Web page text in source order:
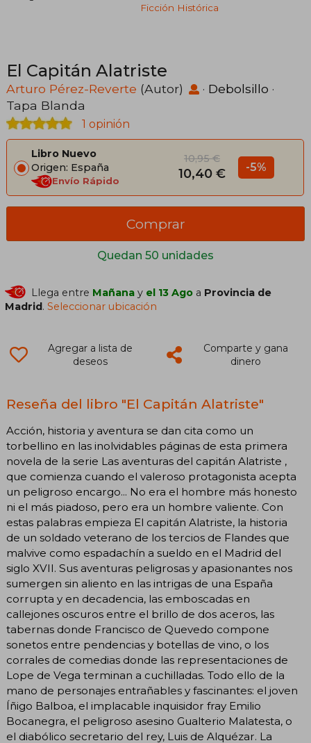
Ficción Histórica
El Capitán Alatriste
Arturo Pérez-Reverte (Autor) · Debolsillo ·
Tapa Blanda
1 opinión
Libro Nuevo
Origen: España
Envío Rápido
10,95 €
10,40 € -5%
Quedan 50 unidades
Comprar
Llega entre Mañana y el 13 Ago a Provincia de
Madrid.Seleccionar ubicación
Agregar a lista de
deseos
Comparte y gana
dinero
Reseña del libro "El Capitán Alatriste"
Acción, historia y aventura se dan cita como un
torbellino en las inolvidables páginas de esta primera
novela de la serie Las aventuras del capitán Alatriste ,
que comienza cuando el valeroso protagonista acepta
un peligroso encargo... No era el hombre más honesto
ni el más piadoso, pero era un hombre valiente. Con
estas palabras empieza El capitán Alatriste, la historia
de un soldado veterano de los tercios de Flandes que
malvive como espadachín a sueldo en el Madrid del
siglo XVII. Sus aventuras peligrosas y apasionantes nos
sumergen sin aliento en las intrigas de una España
corrupta y en decadencia, las emboscadas en
callejones oscuros entre el brillo de dos aceros, las
tabernas donde Francisco de Quevedo compone
sonetos entre pendencias y botellas de vino, o los
corrales de comedias donde las representaciones de
Lope de Vega terminan a cuchilladas. Todo ello de la
mano de personajes entrañables y fascinantes: el joven
Íñigo Balboa, el implacable inquisidor fray Emilio
Bocanegra, el peligroso asesino Gualterio Malatesta, o
el diabólico secretario del rey, Luis de Alquézar. La